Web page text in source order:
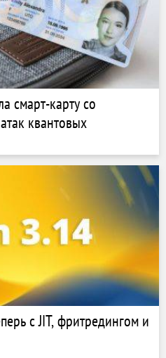
смарт-карту со
квантовых
с JIT, фритредингом и